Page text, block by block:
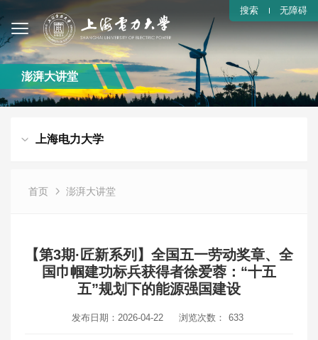
无障碍
搜索
澎湃大讲堂
上海电力大学
首页 澎湃大讲堂
【第3期·匠新系列】全国五一劳动奖章、全
国巾帼建功标兵获得者徐爱蓉：“十五
五”规划下的能源强国建设
发布日期：2026-04-22 浏览次数： 633